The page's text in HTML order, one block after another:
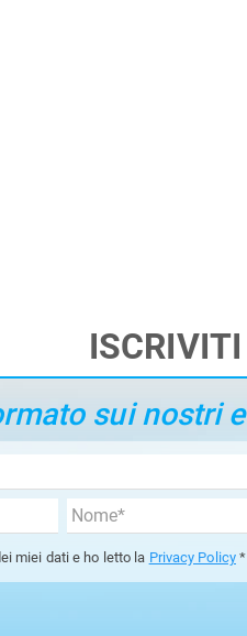
sui nostri
miei dati e ho letto la Privacy Policy *